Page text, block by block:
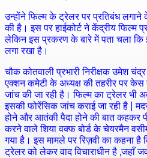
उन्होंने फिल्म के ट्रेलर पर प्रतिबंध लगाने
की है। इस पर हाईकोर्ट ने केंद्रीय फिल्म
लेकिन इस प्रकरण के बारे में पता चला कि
लगा रखा है।
चौक कोतवाली प्रभारी निरीक्षक उमेश
एक्शन कमेटी के अध्यक्ष की तहरीर पर केस
जांच की जा रही है। फिल्म का ट्रेलर भी
इसकी फोरेंसिक जांच कराई जा रही है |
होने और आतंकी पैदा होने की बात कहकर
करने वाले शिया वक्फ बोर्ड के चेयरमैन
गया है। इस मामले पर रिज़वी का कहना है
ट्रेलर को लेकर वाद विचाराधीन है ,जहाँ